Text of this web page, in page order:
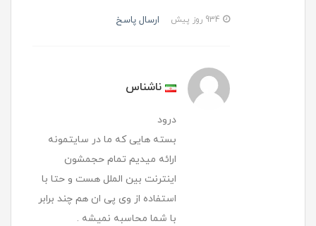
ارسال پاسخ
ناشناس
درود
بسته هایی که ما در سایتمونه
ارائه میدیم تمام حجمشون
اینترنت بین الملل هست و حتا با
استفاده از وی پی ان هم چند برابر
با شما محاسبه نمیشه .